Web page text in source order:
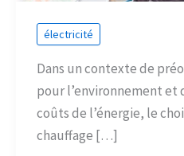
électricité
Dans un contexte de
pour l’environnement et
coûts de l’énergie, le
chauffage […]